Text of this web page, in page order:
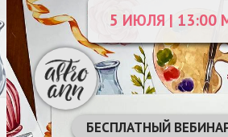
5 ИЮЛЯ | 13:00
БЕСПЛАТНЫЙ